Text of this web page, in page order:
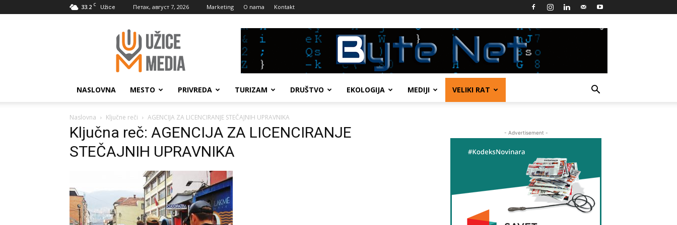
33.2 C Užice Петак, август 7, 2026 Marketing O nama Kontakt
UžiceMedia
NASLOVNA MESTO PRIVREDA TURIZAM DRUŠTVO EKOLOGIJA MEDIJI VELIKI RAT
Naslovna Ključne reči AGENCIJA ZA LICENCIRANJE STEČAJNIH UPRAVNIKA
Ključna reč: AGENCIJA ZA LICENCIRANJE
STEČAJNIH UPRAVNIKA
- Advertisement -